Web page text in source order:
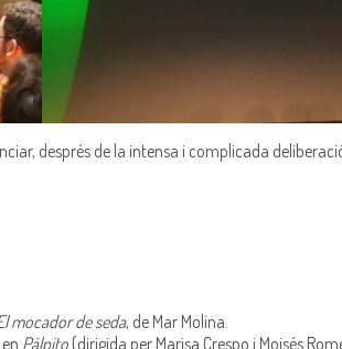
després de la intensa i complicada
mocador de seda, de Mar Molina.
Pálpito(dirigida per Marisa Crespo i Moisés